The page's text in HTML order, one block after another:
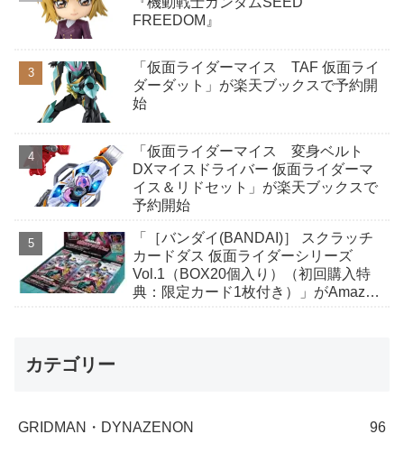
FREEDOM』
「仮面ライダーマイス TAF 仮面ライ
ダーダット」が楽天ブックスで予約開
始
「仮面ライダーマイス 変身ベルト
DXマイスドライバー 仮面ライダーマ
イス＆リドセット」が楽天ブックスで
予約開始
「［バンダイ(BANDAI)］ スクラッチ
カードダス 仮面ライダーシリーズ
Vol.1（BOX20個入り）（初回購入特
典：限定カード1枚付き）」がAmazon
カテゴリー
GRIDMAN・DYNAZENON 96